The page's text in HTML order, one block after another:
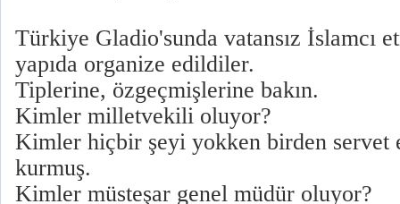
Türkiye Gladio'sunda vatansız İslamcı
yapıda organize edildiler.
Tiplerine, özgeçmişlerine bakın.
Kimler milletvekili oluyor?
Kimler hiçbir şeyi yokken birden servet
kurmuş.
Kimler müsteşar genel müdür oluyor?